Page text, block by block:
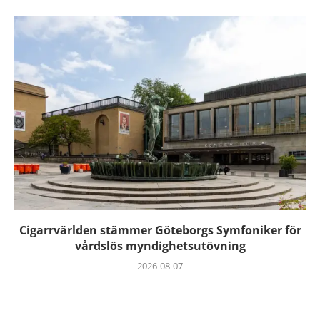
Cigarrvärlden stämmer Göteborgs Symfoniker för
vårdslös myndighetsutövning
2026-08-07